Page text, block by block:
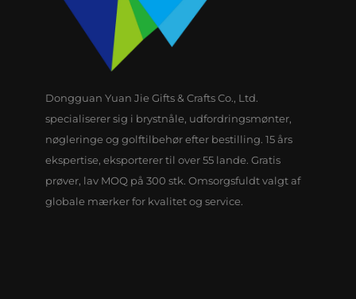
Dongguan Yuan Jie Gifts & Crafts Co., Ltd.
specialiserer sig i brystnåle, udfordringsmønter,
nøgleringe og golftilbehør efter bestilling. 15 års
ekspertise, eksporterer til over 55 lande. Gratis
prøver, lav MOQ på 300 stk. Omsorgsfuldt valgt af
globale mærker for kvalitet og service.